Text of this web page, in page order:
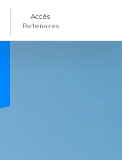
Accès
Partenaires